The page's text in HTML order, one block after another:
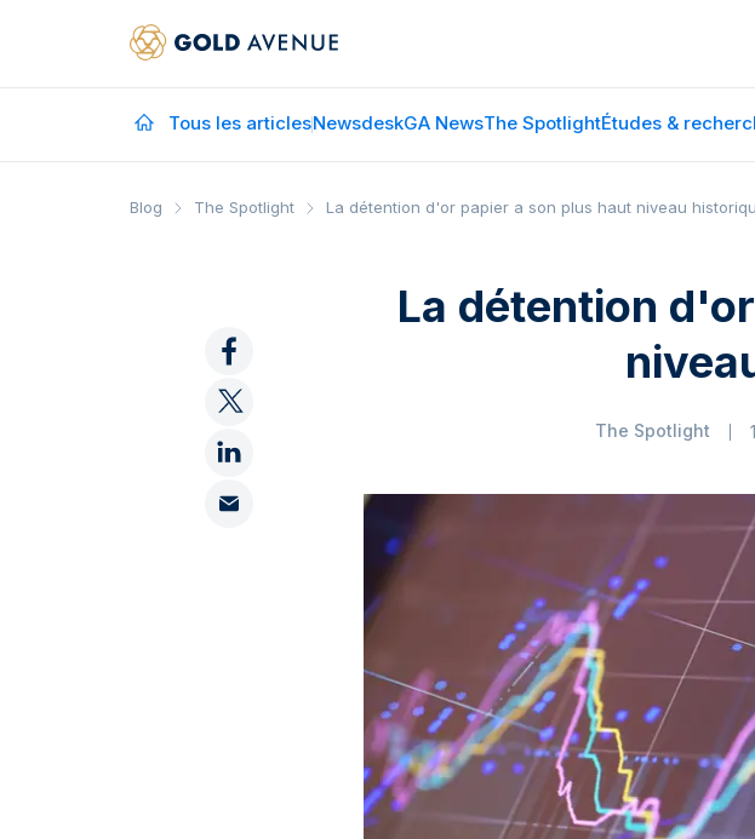
Tous les articlesNewsdeskGA NewsThe SpotlightÉtudes &
Blog The Spotlight La détention d'or papier a son plus haut niveau
La détention
The Spotlight